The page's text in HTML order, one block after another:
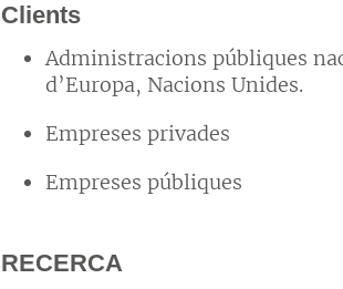
Clients
Administracions públiques
d’Europa, Nacions Unides.
Empreses privades
Empreses públiques
RECERCA